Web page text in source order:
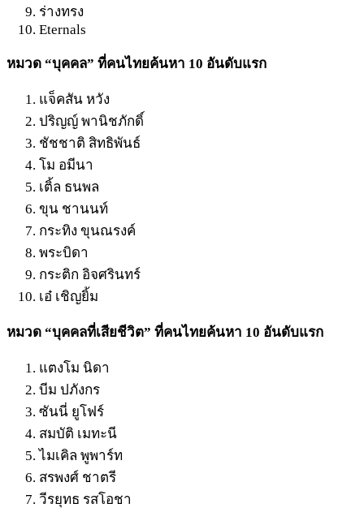
ร่างทรง
Eternals
หมวด “บุคคล” ที่คนไทยค้นหา 10 อันดับแรก
แจ็คสัน หวัง
ปริญญ์ พานิชภักดิ์
ชัชชาติ สิทธิพันธ์
โม อมีนา
เติ้ล ธนพล
ขุน ชานนท์
กระทิง ขุนณรงค์
พระบิดา
กระติก อิจศรินทร์
เอ๋ เชิญยิ้ม
หมวด “บุคคลที่เสียชีวิต” ที่คนไทยค้นหา 10 อันดับแรก
แตงโม นิดา
บีม ปภังกร
ซันนี่ ยูโฟร์
สมบัติ เมทะนี
ไมเคิล พูพาร์ท
สรพงศ์ ชาตรี
วีรยุทธ รสโอชา